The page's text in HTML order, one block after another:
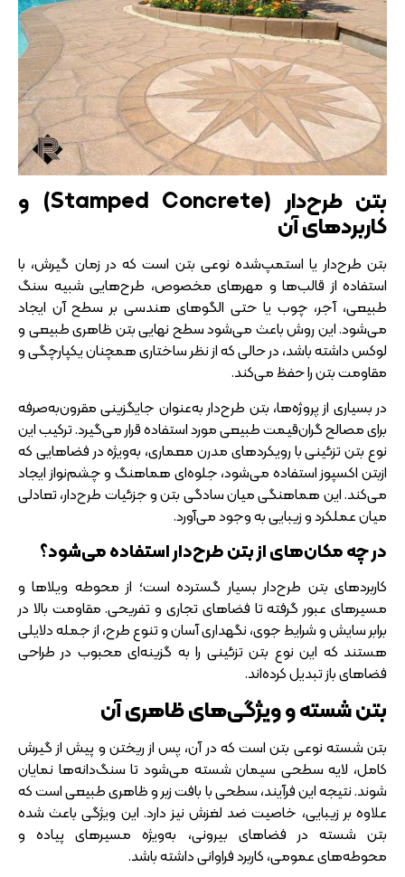
بتن طرح‌دار (Stamped Concrete) و
کاربردهای آن
بتن طرح‌دار یا استمپ‌شده نوعی بتن است که در زمان گیرش، با
استفاده از قالب‌ها و مهرهای مخصوص، طرح‌هایی شبیه سنگ
طبیعی، آجر، چوب یا حتی الگوهای هندسی بر سطح آن ایجاد
می‌شود. این روش باعث می‌شود سطح نهایی بتن ظاهری طبیعی و
لوکس داشته باشد، در حالی که از نظر ساختاری همچنان یکپارچگی و
مقاومت بتن را حفظ می‌کند.
در بسیاری از پروژه‌ها، بتن طرح‌دار به‌عنوان جایگزینی مقرون‌به‌صرفه
برای مصالح گران‌قیمت طبیعی مورد استفاده قرار می‌گیرد. ترکیب این
نوع بتن تزئینی با رویکردهای مدرن معماری، به‌ویژه در فضاهایی که
ازبتن اکسپوز استفاده می‌شود، جلوه‌ای هماهنگ و چشم‌نواز ایجاد
می‌کند. این هماهنگی میان سادگی بتن و جزئیات طرح‌دار، تعادلی
میان عملکرد و زیبایی به وجود می‌آورد.
در چه مکان‌های از بتن طرح‌دار استفاده می‌شود؟
کاربردهای بتن طرح‌دار بسیار گسترده است؛ از محوطه ویلاها و
مسیرهای عبور گرفته تا فضاهای تجاری و تفریحی. مقاومت بالا در
برابر سایش و شرایط جوی، نگهداری آسان و تنوع طرح، از جمله دلایلی
هستند که این نوع بتن تزئینی را به گزینه‌ای محبوب در طراحی
فضاهای باز تبدیل کرده‌اند.
بتن شسته و ویژگی‌های ظاهری آن
بتن شسته نوعی بتن است که در آن، پس از ریختن و پیش از گیرش
کامل، لایه سطحی سیمان شسته می‌شود تا سنگ‌دانه‌ها نمایان
شوند. نتیجه این فرآیند، سطحی با بافت زبر و ظاهری طبیعی است که
علاوه بر زیبایی، خاصیت ضد لغزش نیز دارد. این ویژگی باعث شده
بتن شسته در فضاهای بیرونی، به‌ویژه مسیرهای پیاده و
محوطه‌های عمومی، کاربرد فراوانی داشته باشد.